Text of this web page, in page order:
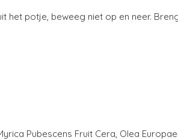
het potje, beweeg niet op en neer.
Pubescens Fruit Cera, Olea